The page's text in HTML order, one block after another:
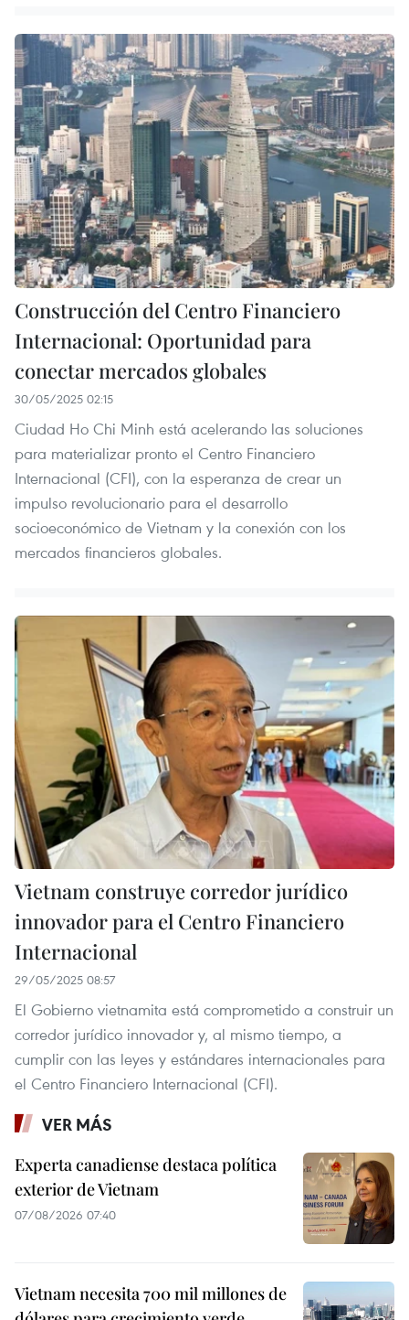
Construcción del Centro Financiero
Internacional: Oportunidad para
conectar mercados globales
30/05/2025 02:15
Ciudad Ho Chi Minh está acelerando las soluciones
para materializar pronto el Centro Financiero
Internacional (CFI), con la esperanza de crear un
impulso revolucionario para el desarrollo
socioeconómico de Vietnam y la conexión con los
mercados financieros globales.
Vietnam construye corredor jurídico
innovador para el Centro Financiero
Internacional
29/05/2025 08:57
El Gobierno vietnamita está comprometido a construir un
corredor jurídico innovador y, al mismo tiempo, a
cumplir con las leyes y estándares internacionales para
el Centro Financiero Internacional (CFI).
VER MÁS
Experta canadiense destaca política
exterior de Vietnam
07/08/2026 07:40
Vietnam necesita 700 mil millones de